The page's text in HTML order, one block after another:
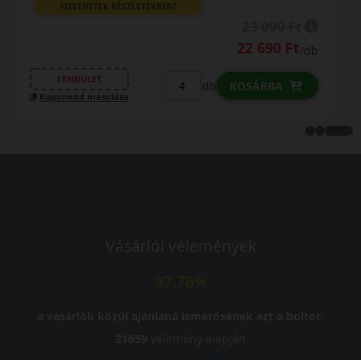
FIZETHETEK RÉSZLETEKBEN?
26 490 Ft/db
LENDÜLET
Kuponkód másolása
db KOSÁRBA